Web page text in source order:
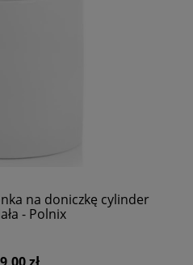
na doniczkę cylinder
- Polnix